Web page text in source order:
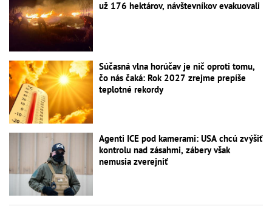
už 176 hektárov, návštevníkov evakuovali
Súčasná vlna horúčav je nič oproti tomu,
čo nás čaká: Rok 2027 zrejme prepíše
teplotné rekordy
Agenti ICE pod kamerami: USA chcú zvýšiť
kontrolu nad zásahmi, zábery však
nemusia zverejniť